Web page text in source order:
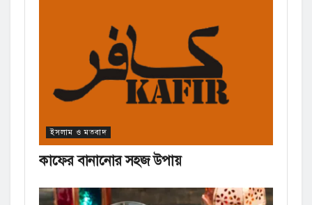
ইসলাম ও মতবাদ
কাফের বানানোর সহজ উপায়